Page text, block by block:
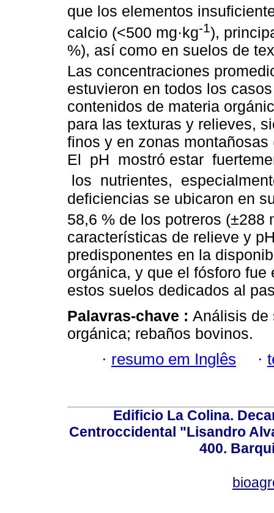
que los elementos
calcio (<500 mg·kg-1),
%), así como en suelos de
Las concentraciones
estuvieron en todos los
contenidos de materia
para las texturas y relieves,
finos y en zonas
El pH mostró estar
los nutrientes,
deficiencias se ubicaron en
58,6 % de los potreros (±288
características de relieve y
predisponentes en la
orgánica, y que el fósforo
estos suelos dedicados al
Palavras-chave : Análisis de
orgánica; rebaños bovinos.
· resumo em Inglês ·
Edificio La Colina.
Centroccidental "Lisandro
400.